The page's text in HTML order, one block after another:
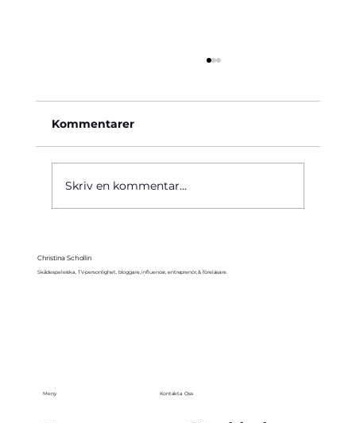
Kommentarer
Skriv en kommentar...
Christina Schollin
Skådespelerska, TV-personlighet, bloggare, influencer, entreprenör, & föreläsare.
Meny Kontakta Oss